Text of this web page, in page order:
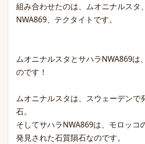
組み合わせたのは、ムオニナルスタ
NWA869、テクタイトです。
ムオニナルスタとサハラNWA869は
のです！
ムオニナルスタは、スウェーデンで
石。
そしてサハラNWA869は、モロッコ
発見された石質隕石なのです。